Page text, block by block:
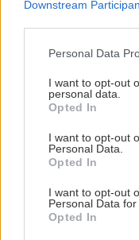
Downstream
Please note that this
not limited to your
grant or deny
use your data for
consent section.
Personal Data
I want to opt-out
personal data.
Opted In
I want to opt-out
Personal Data.
Opted In
I want to opt-out
Personal Data for
Opted In
εκθέσεις
16.30 – είσοδος 12